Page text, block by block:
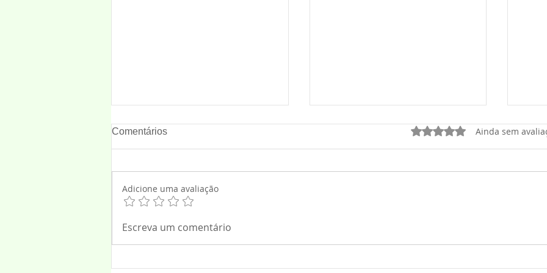
“SOLDADO, ONTEM, HOJE
Comentários Avaliado com 0 de 5
Ainda sem
Adicione uma avaliação
Escreva um comentário